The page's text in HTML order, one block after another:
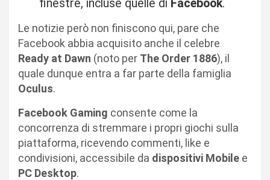
finestre, incluse quelle di Facebook.
Le notizie però non finiscono qui, pare che
Facebook abbia acquisito anche il celebre
Ready at Dawn (noto per The Order 1886), il
quale dunque entra a far parte della famiglia
Oculus.
Facebook Gaming consente come la
concorrenza di stremmare i propri giochi sulla
piattaforma, ricevendo commenti, like e
condivisioni, accessibile da dispositivi Mobile e
PC Desktop.